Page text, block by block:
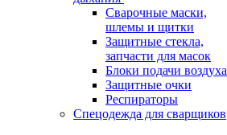
Сварочные маски,
шлемы и щитки
Защитные стекла,
запчасти для масок
Блоки подачи воздуха
Защитные очки
Респираторы
Спецодежда для сварщиков